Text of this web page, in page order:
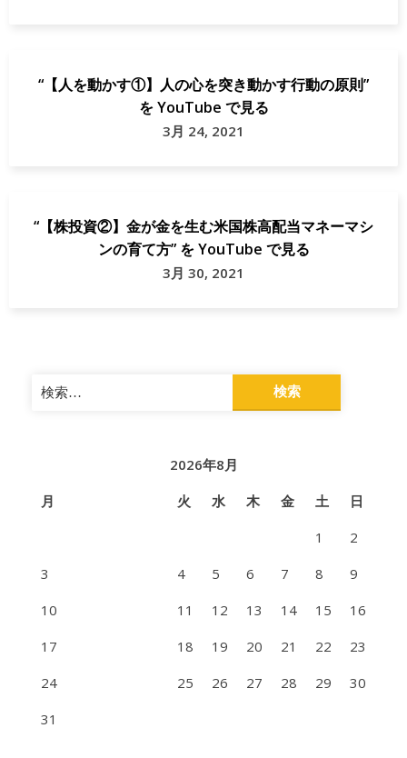
“【人を動かす①】人の心を突き動かす行動の原則”
を YouTube で見る
3月 24, 2021
“【株投資②】金が金を生む米国株高配当マネーマシ
ンの育て方” を YouTube で見る
3月 30, 2021
検
索:
2026年8月
月
火 水 木 金 土
日
1
2
3
4 5 6 7 8
9
10
11 12 13 14 15
16
17
18 19 20 21 22
23
24
25 26 27 28 29
30
31